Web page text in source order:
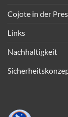
Cojote in der
Links
Nachhaltigkeit